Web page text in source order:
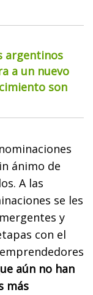
argentinos
a un nuevo
son
ánimo de
A las
se les
y
con el
aún no han
más